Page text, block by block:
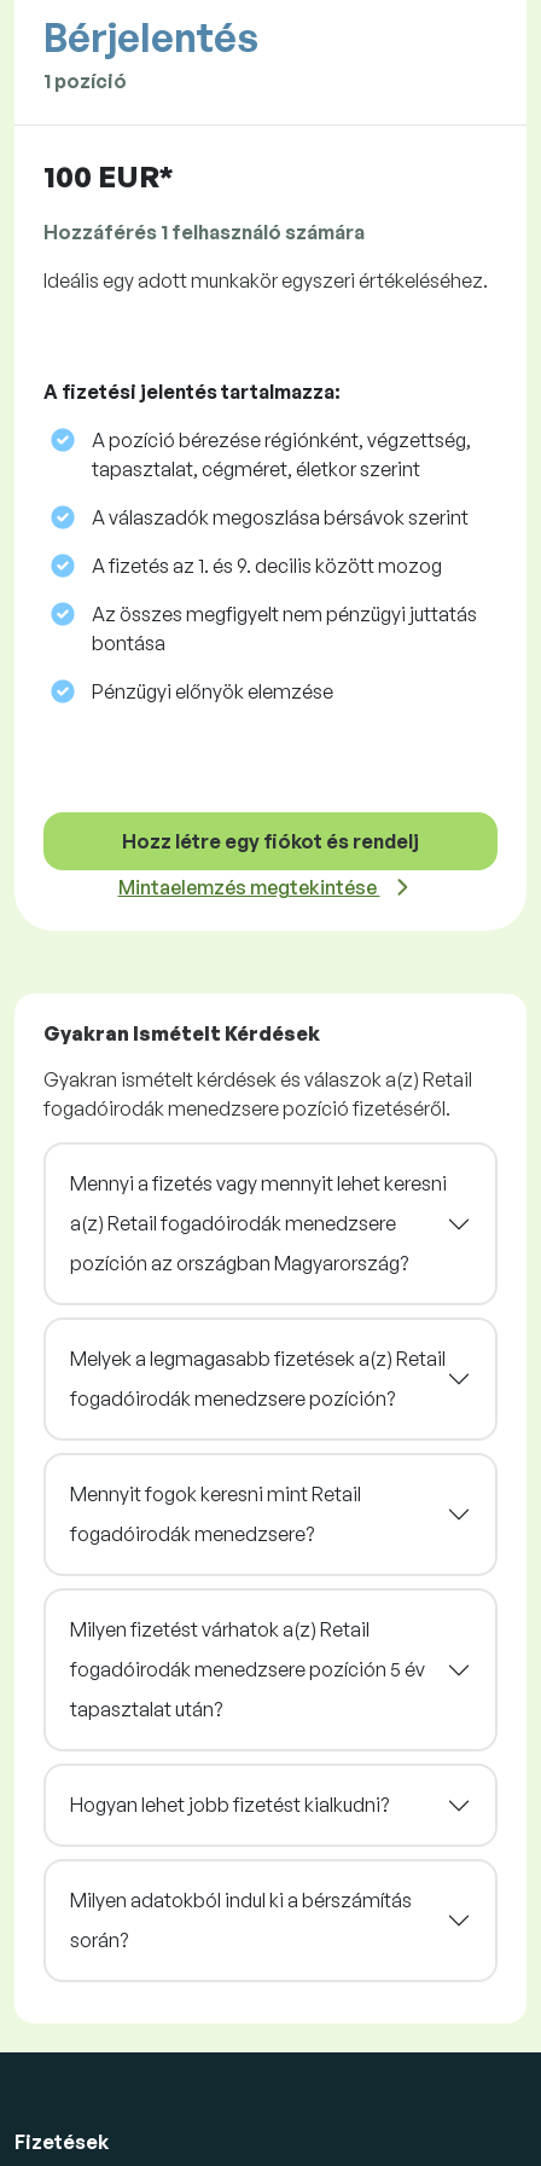
Bérjelentés
1 pozíció
100 EUR*
Hozzáférés 1 felhasználó számára
Ideális egy adott munkakör egyszeri értékeléséhez.
A fizetési jelentés tartalmazza:
A pozíció bérezése régiónként, végzettség,
tapasztalat, cégméret, életkor szerint
A válaszadók megoszlása ​​bérsávok szerint
A fizetés az 1. és 9. decilis között mozog
Az összes megfigyelt nem pénzügyi juttatás
bontása
Pénzügyi előnyök elemzése
Hozz létre egy fiókot és rendelj
Mintaelemzés megtekintése
Gyakran Ismételt Kérdések
Gyakran ismételt kérdések és válaszok a(z) Retail
fogadóirodák menedzsere pozíció fizetéséről.
Mennyi a fizetés vagy mennyit lehet keresni
a(z) Retail fogadóirodák menedzsere
pozíción az országban Magyarország?
Melyek a legmagasabb fizetések a(z) Retail
fogadóirodák menedzsere pozíción?
Mennyit fogok keresni mint Retail
fogadóirodák menedzsere?
Milyen fizetést várhatok a(z) Retail
fogadóirodák menedzsere pozíción 5 év
tapasztalat után?
Hogyan lehet jobb fizetést kialkudni?
Milyen adatokból indul ki a bérszámítás
során?
Fizetések